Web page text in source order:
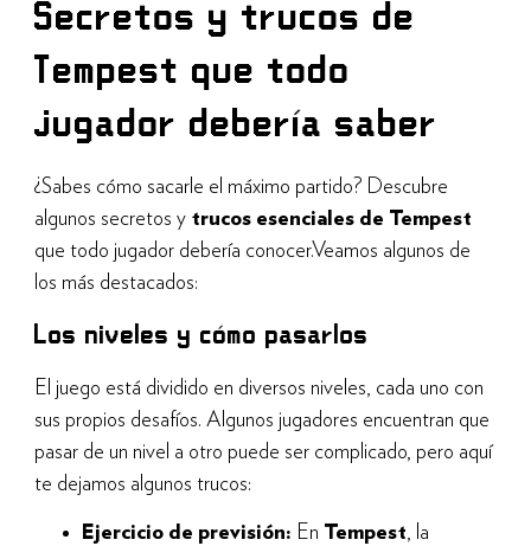
Secretos y trucos de
Tempest que todo
jugador debería saber
¿Sabes cómo sacarle el máximo partido? Descubre
algunos secretos y trucos esenciales de Tempest
que todo jugador debería conocer.Veamos algunos de
los más destacados:
Los niveles y cómo pasarlos
El juego está dividido en diversos niveles, cada uno con
sus propios desafíos. Algunos jugadores encuentran que
pasar de un nivel a otro puede ser complicado, pero aquí
te dejamos algunos trucos:
Ejercicio de previsión: En Tempest, la